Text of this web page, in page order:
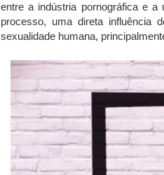
entre a indústria pornográfica e
processo, uma direta influência
sexualidade humana,